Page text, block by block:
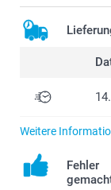
Weitere
Fehler